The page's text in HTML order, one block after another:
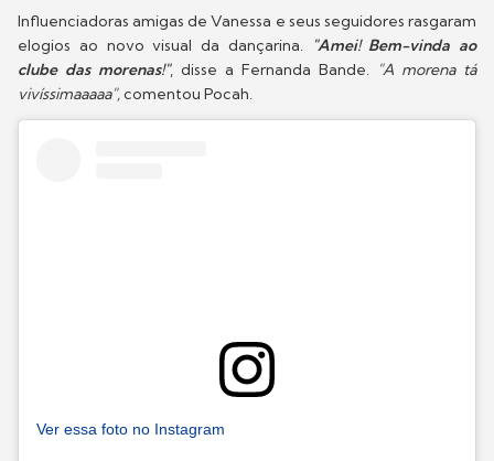
Influenciadoras amigas de Vanessa e seus seguidores rasgaram
elogios ao novo visual da dançarina."Amei! Bem-vinda ao
clube das morenas!", disse a Fernanda Bande. "A morena tá
vivíssimaaaaa",comentou Pocah.
Ver essa foto no Instagram